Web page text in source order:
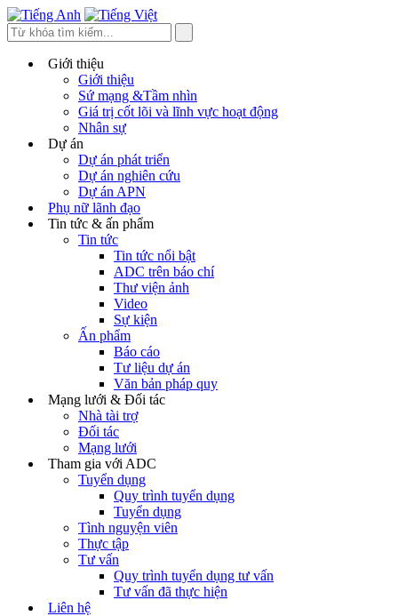
Giới thiệu
Giới thiệu
Sứ mạng &Tầm nhìn
Giá trị cốt lõi và lĩnh vực hoạt động
Nhân sự
Dự án
Dự án phát triển
Dự án nghiên cứu
Dự án APN
Phụ nữ lãnh đạo
Tin tức & ấn phẩm
Tin tức
Tin tức nổi bật
ADC trên báo chí
Thư viện ảnh
Video
Sự kiện
Ấn phẩm
Báo cáo
Tư liệu dự án
Văn bản pháp quy
Mạng lưới & Đối tác
Nhà tài trợ
Đối tác
Mạng lưới
Tham gia với ADC
Tuyển dụng
Quy trình tuyển dụng
Tuyển dụng
Tình nguyện viên
Thực tập
Tư vấn
Quy trình tuyển dụng tư vấn
Tư vấn đã thực hiện
Liên hệ